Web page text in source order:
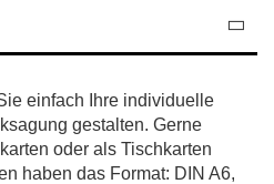
einfach Ihre individuelle
gestalten. Gerne
oder als Tischkarten
haben das Format: DIN A6,